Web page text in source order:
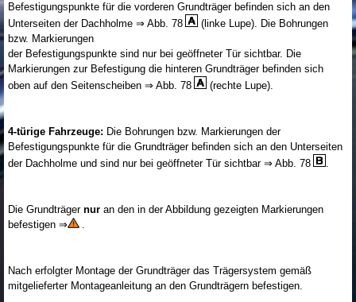
Befestigungspunkte für die vorderen Grundträger befinden sich an den
Unterseiten der Dachholme ⇒ Abb. 78
(linke Lupe). Die Bohrungen
bzw. Markierungen
der Befestigungspunkte sind nur bei geöffneter Tür sichtbar. Die
Markierungen zur Befestigung die hinteren Grundträger befinden sich
oben auf den Seitenscheiben ⇒ Abb. 78
(rechte Lupe).
4-türige Fahrzeuge: Die Bohrungen bzw. Markierungen der
Befestigungspunkte für die Grundträger befinden sich an den Unterseiten
der Dachholme und sind nur bei geöffneter Tür sichtbar ⇒ Abb. 78
.
Die Grundträger nur an den in der Abbildung gezeigten Markierungen
befestigen ⇒
.
Nach erfolgter Montage der Grundträger das Trägersystem gemäß
mitgelieferter Montageanleitung an den Grundträgern befestigen.